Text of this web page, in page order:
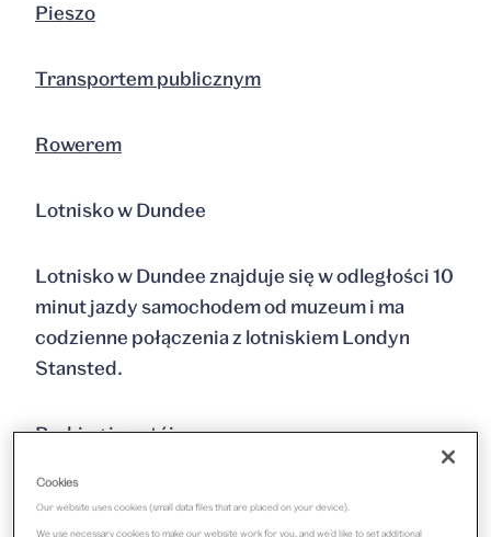
Pieszo
Transportem publicznym
Rowerem
Lotnisko w Dundee
Lotnisko w Dundee znajduje się w odległości 10
minut jazdy samochodem od muzeum i ma
codzienne połączenia z lotniskiem Londyn
Stansted.
Parking i postój
Postój dla autokarów znajduje się
bezpośrednio przy budynku. W pobliżu
Cookies
Our website uses cookies (small data files that are placed on your device).
We use necessary cookies to make our website work for you, and we’d like to set additional